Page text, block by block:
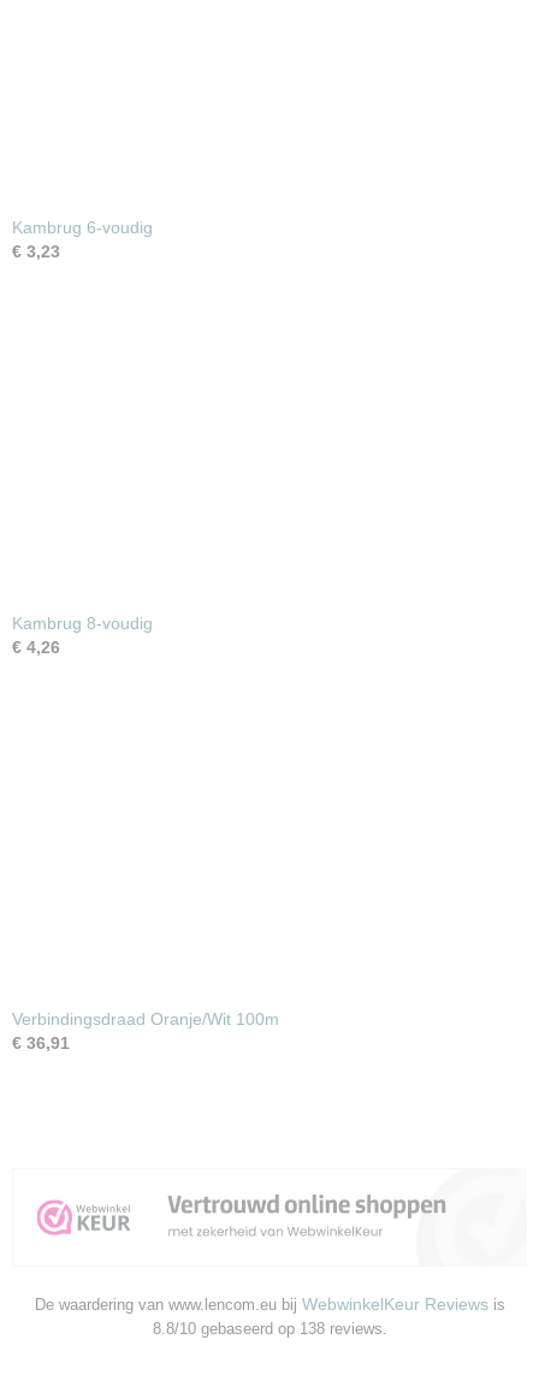
Kambrug 6-voudig
€ 3,23
Kambrug 8-voudig
€ 4,26
Verbindingsdraad Oranje/Wit 100m
€ 36,91
De waardering van www.lencom.eu bij WebwinkelKeur Reviewsis
8.8/10 gebaseerd op 138 reviews.